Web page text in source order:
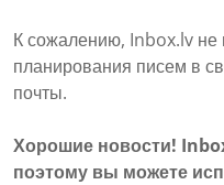
К сожалению, Inbox.lv не
планирования писем в
почты.
Хорошие новости!
поэтому вы можете